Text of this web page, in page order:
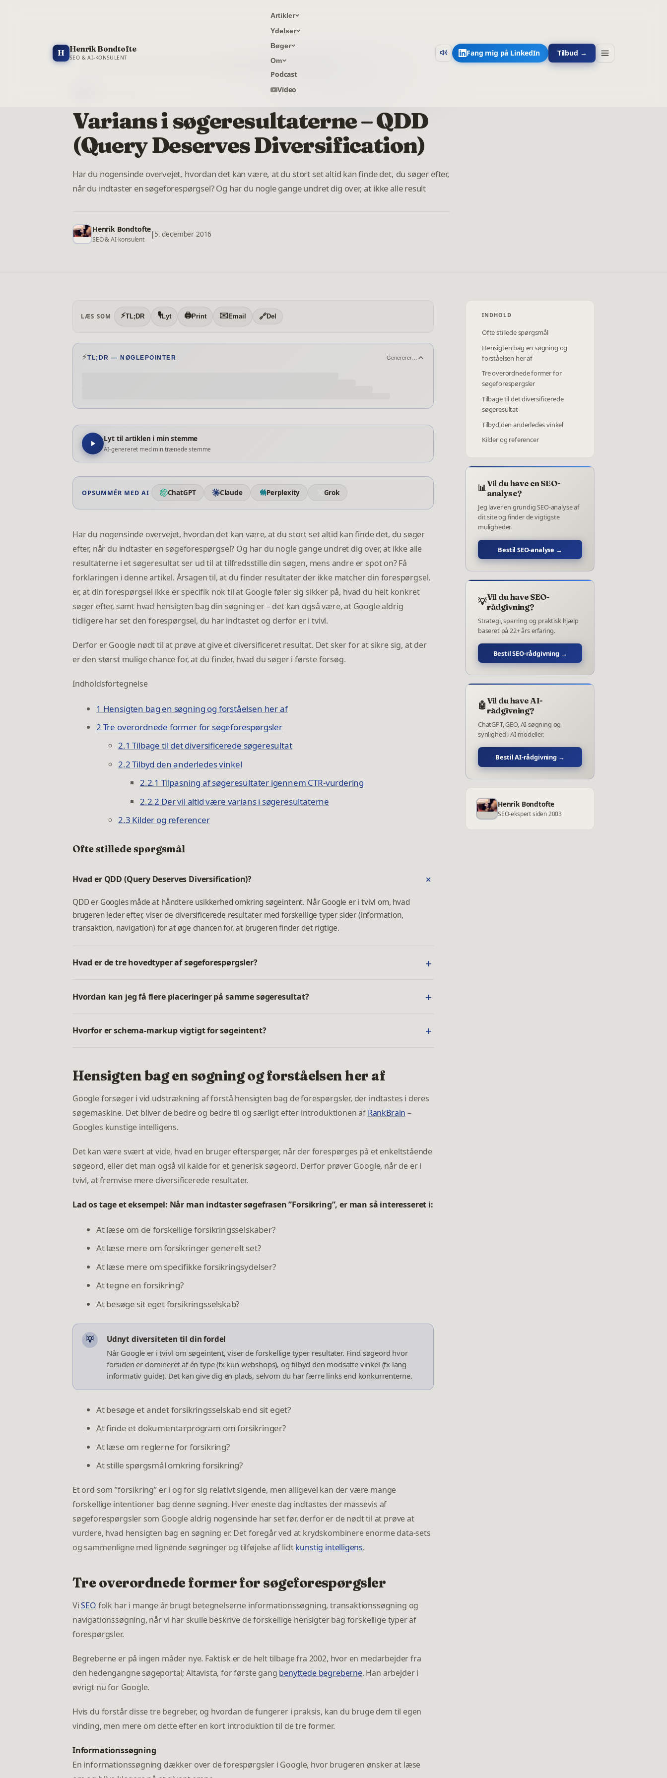
H Henrik Bondtofte
SEO & AI-KONSULENT
Artikler
Ydelser
Bøger
Om
Podcast
Video
Fang mig på LinkedIn
Tilbud →
Varians i søgeresultaterne – QDD (Query Deserves Diversification)
Varians i søgeresultaterne – QDD
(Query Deserves Diversification)
Har du nogensinde overvejet, hvordan det kan være, at du stort set altid kan finde det, du søger efter,
når du indtaster en søgeforespørgsel? Og har du nogle gange undret dig over, at ikke alle result
Henrik Bondtofte
SEO & AI-konsulent
|5. december 2016
LÆS SOM ⚡TL;DR 🎙️Lyt 🖨️Print ✉️Email 🔗Del
⚡TL;DR — NØGLEPOINTER Genererer…
Lyt til artiklen i min stemme
AI-genereret med min trænede stemme
OPSUMMÉR MED AI ChatGPT Claude Perplexity Grok
Har du nogensinde overvejet, hvordan det kan være, at du stort set altid kan finde det, du søger
efter, når du indtaster en søgeforespørgsel? Og har du nogle gange undret dig over, at ikke alle
resultaterne i et søgeresultat ser ud til at tilfredsstille din søgen, mens andre er spot on? Få
forklaringen i denne artikel. Årsagen til, at du finder resultater der ikke matcher din forespørgsel,
er, at din forespørgsel ikke er specifik nok til at Google føler sig sikker på, hvad du helt konkret
søger efter, samt hvad hensigten bag din søgning er – det kan også være, at Google aldrig
tidligere har set den forespørgsel, du har indtastet og derfor er i tvivl.
Derfor er Google nødt til at prøve at give et diversificeret resultat. Det sker for at sikre sig, at der
er den størst mulige chance for, at du finder, hvad du søger i første forsøg.
Indholdsfortegnelse
1 Hensigten bag en søgning og forståelsen her af
2 Tre overordnede former for søgeforespørgsler
2.1 Tilbage til det diversificerede søgeresultat
2.2 Tilbyd den anderledes vinkel
2.2.1 Tilpasning af søgeresultater igennem CTR-vurdering
2.2.2 Der vil altid være varians i søgeresultaterne
2.3 Kilder og referencer
Ofte stillede spørgsmål
Hvad er QDD (Query Deserves Diversification)?
QDD er Googles måde at håndtere usikkerhed omkring søgeintent. Når Google er i tvivl om, hvad
brugeren leder efter, viser de diversificerede resultater med forskellige typer sider (information,
transaktion, navigation) for at øge chancen for, at brugeren finder det rigtige.
Hvad er de tre hovedtyper af søgeforespørgsler?
Hvordan kan jeg få flere placeringer på samme søgeresultat?
Hvorfor er schema-markup vigtigt for søgeintent?
Hensigten bag en søgning og forståelsen her af
Google forsøger i vid udstrækning af forstå hensigten bag de forespørgsler, der indtastes i deres
søgemaskine. Det bliver de bedre og bedre til og særligt efter introduktionen af RankBrain –
Googles kunstige intelligens.
Det kan være svært at vide, hvad en bruger efterspørger, når der forespørges på et enkeltstående
søgeord, eller det man også vil kalde for et generisk søgeord. Derfor prøver Google, når de er i
tvivl, at fremvise mere diversificerede resultater.
Lad os tage et eksempel: Når man indtaster søgefrasen ”Forsikring”, er man så interesseret i:
At læse om de forskellige forsikringsselskaber?
At læse mere om forsikringer generelt set?
At læse mere om specifikke forsikringsydelser?
At tegne en forsikring?
At besøge sit eget forsikringsselskab?
💡
Udnyt diversiteten til din fordel
Når Google er i tvivl om søgeintent, viser de forskellige typer resultater. Find søgeord hvor
forsiden er domineret af én type (fx kun webshops), og tilbyd den modsatte vinkel (fx lang
informativ guide). Det kan give dig en plads, selvom du har færre links end konkurrenterne.
At besøge et andet forsikringsselskab end sit eget?
At finde et dokumentarprogram om forsikringer?
At læse om reglerne for forsikring?
At stille spørgsmål omkring forsikring?
Et ord som ”forsikring” er i og for sig relativt sigende, men alligevel kan der være mange
forskellige intentioner bag denne søgning. Hver eneste dag indtastes der massevis af
søgeforespørgsler som Google aldrig nogensinde har set før, derfor er de nødt til at prøve at
vurdere, hvad hensigten bag en søgning er. Det foregår ved at krydskombinere enorme data-sets
og sammenligne med lignende søgninger og tilføjelse af lidtkunstig intelligens.
Tre overordnede former for søgeforespørgsler
ViSEO folk har i mange år brugt betegnelserne informationssøgning, transaktionssøgning og
navigationssøgning, når vi har skulle beskrive de forskellige hensigter bag forskellige typer af
forespørgsler.
Begreberne er på ingen måder nye. Faktisk er de helt tilbage fra 2002, hvor en medarbejder fra
den hedengangne søgeportal; Altavista, for første gang benyttede begreberne. Han arbejder i
øvrigt nu for Google.
Hvis du forstår disse tre begreber, og hvordan de fungerer i praksis, kan du bruge dem til egen
vinding, men mere om dette efter en kort introduktion til de tre former.
Informationssøgning
En informationssøgning dækker over de forespørgsler i Google, hvor brugeren ønsker at læse
INDHOLD
Ofte stillede spørgsmål
Hensigten bag en søgning og
forståelsen her af
Tre overordnede former for
søgeforespørgsler
Tilbage til det diversificerede
søgeresultat
Tilbyd den anderledes vinkel
Kilder og referencer
📊Vil du have en SEO-
analyse?
Jeg laver en grundig SEO-analyse af
dit site og finder de vigtigste
muligheder.
Bestil SEO-analyse →
💡Vil du have SEO-
rådgivning?
Strategi, sparring og praktisk hjælp
baseret på 22+ års erfaring.
Bestil SEO-rådgivning →
🤖Vil du have AI-
rådgivning?
ChatGPT, GEO, AI-søgning og
synlighed i AI-modeller.
Bestil AI-rådgivning →
Henrik Bondtofte
SEO-ekspert siden 2003